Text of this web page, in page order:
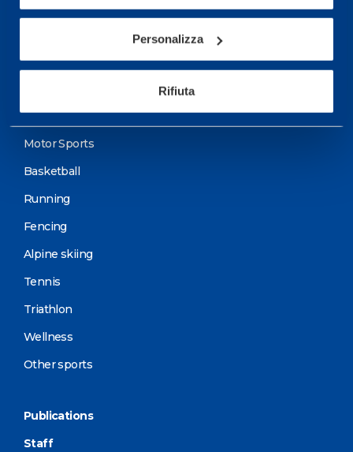
Personalizza
Rifiuta
Sport
Cycling and MTB
Motor Sports
Basketball
Running
Fencing
Alpine skiing
Tennis
Triathlon
Wellness
Other sports
Publications
Staff